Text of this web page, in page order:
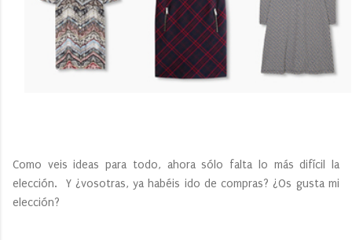
Como veis ideas para todo, ahora sólo falta lo más difícil la
elección. Y ¿vosotras, ya habéis ido de compras? ¿Os gusta mi
elección?